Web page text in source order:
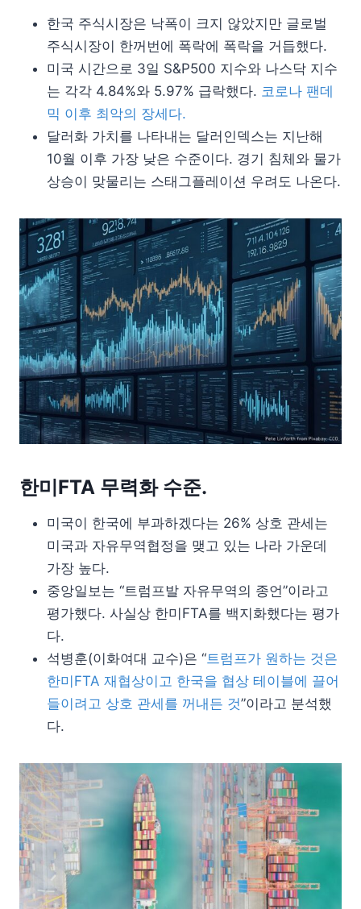
한국 주식시장은 낙폭이 크지 않았지만 글로벌
주식시장이 한꺼번에 폭락에 폭락을 거듭했다.
미국 시간으로 3일 S&P500 지수와 나스닥 지수
는 각각 4.84%와 5.97% 급락했다. 코로나 팬데
믹 이후 최악의 장세다.
달러화 가치를 나타내는 달러인덱스는 지난해
10월 이후 가장 낮은 수준이다. 경기 침체와 물가
상승이 맞물리는 스태그플레이션 우려도 나온다.
한미FTA 무력화 수준.
미국이 한국에 부과하겠다는 26% 상호 관세는
미국과 자유무역협정을 맺고 있는 나라 가운데
가장 높다.
중앙일보는 “트럼프발 자유무역의 종언”이라고
평가했다. 사실상 한미FTA를 백지화했다는 평가
다.
석병훈(이화여대 교수)은 “트럼프가 원하는 것은
한미FTA 재협상이고 한국을 협상 테이블에 끌어
들이려고 상호 관세를 꺼내든 것”이라고 분석했
다.